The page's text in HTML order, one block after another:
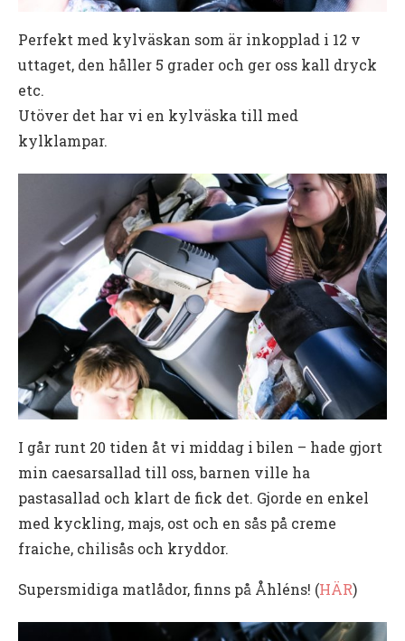
Perfekt med kylväskan som är inkopplad i 12 v
uttaget, den håller 5 grader och ger oss kall dryck
etc.
Utöver det har vi en kylväska till med
kylklampar.
I går runt 20 tiden åt vi middag i bilen – hade gjort
min caesarsallad till oss, barnen ville ha
pastasallad och klart de fick det. Gjorde en enkel
med kyckling, majs, ost och en sås på creme
fraiche, chilisås och kryddor.
Supersmidiga matlådor, finns på Åhléns! (HÄR)